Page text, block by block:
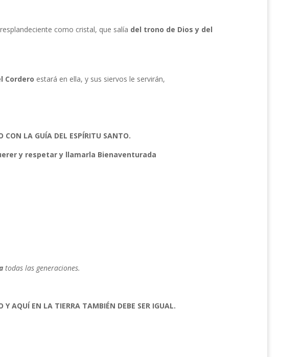
como cristal, que salía del trono de Dios y del
Cordero estará en ella, y sus siervos le servirán,
CON LA GUÍA DEL ESPÍRITU SANTO.
y respetar y llamarla Bienaventurada
todas las generaciones.
Y AQUÍ EN LA TIERRA TAMBIÉN DEBE SER IGUAL.